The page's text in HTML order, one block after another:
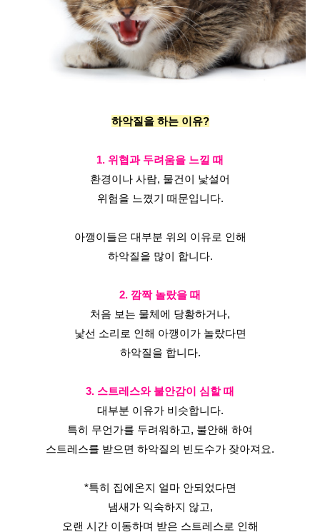
하악질을 하는 이유?
1. 위협과 두려움을 느낄 때
환경이나 사람, 물건이 낯설어
위험을 느꼈기 때문입니다.
아깽이들은 대부분 위의 이유로 인해
하악질을 많이 합니다.
2. 깜짝 놀랐을 때
처음 보는 물체에 당황하거나,
낯선 소리로 인해 아깽이가 놀랐다면
하악질을 합니다.
3. 스트레스와 불안감이 심할 때
대부분 이유가 비슷합니다.
특히 무언가를 두려워하고, 불안해 하여
스트레스를 받으면 하악질의 빈도수가 잦아져요.
*특히 집에온지 얼마 안되었다면
냄새가 익숙하지 않고,
오랜 시간 이동하며 받은 스트레스로 인해